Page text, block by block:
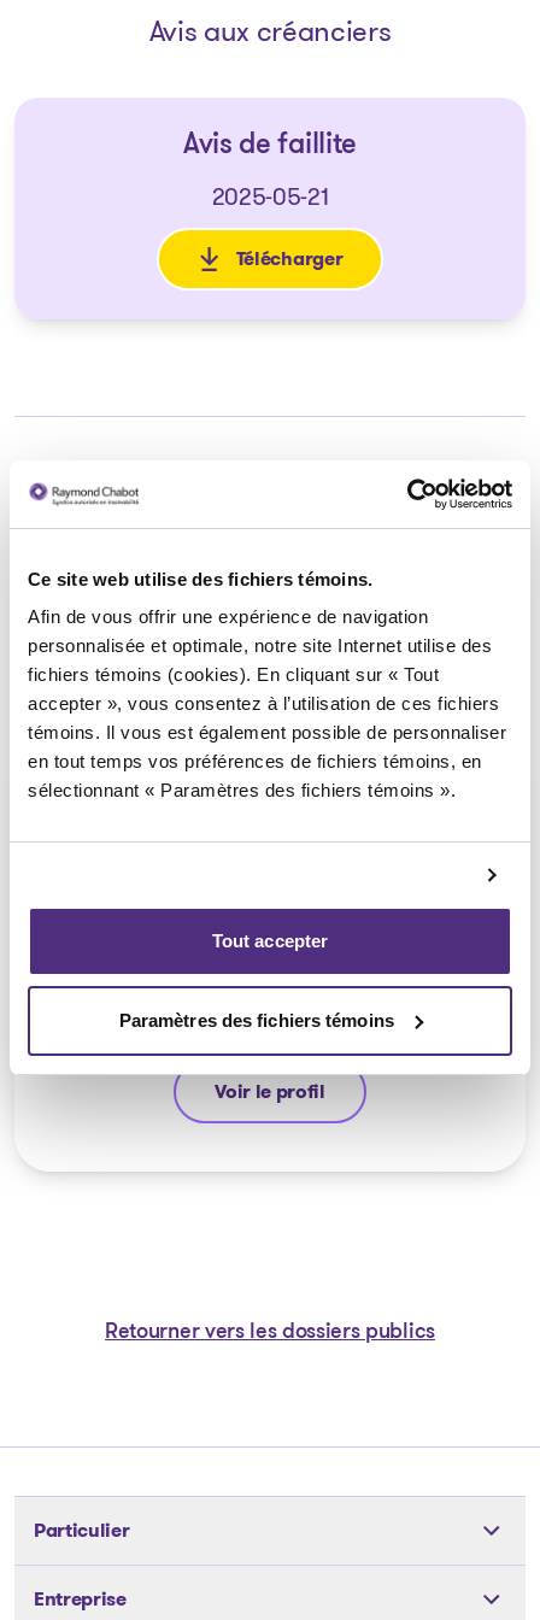
Ce site web utilise des fichiers témoins.
Afin de vous offrir une expérience de navigation
personnalisée et optimale, notre site Internet utilise des
fichiers témoins (cookies). En cliquant sur « Tout
accepter », vous consentez à l’utilisation de ces fichiers
témoins. Il vous est également possible de personnaliser
en tout temps vos préférences de fichiers témoins, en
sélectionnant « Paramètres des fichiers témoins ».
Tout accepter
Paramètres des fichiers témoins
Avis aux créanciers
Avis de faillite
2025-05-21
Télécharger
: Avis de faillite
Syndic responsable du dossier
Anthony De Carolis
CPA, PAIR, SAI
Voir le profil
Anthony De Carolis
Retourner vers les dossiers publics
Particulier
Outils
Entreprise